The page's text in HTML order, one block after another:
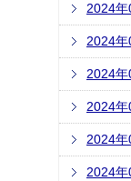
2024年
2024年
2024年
2024年
2024年
2024年